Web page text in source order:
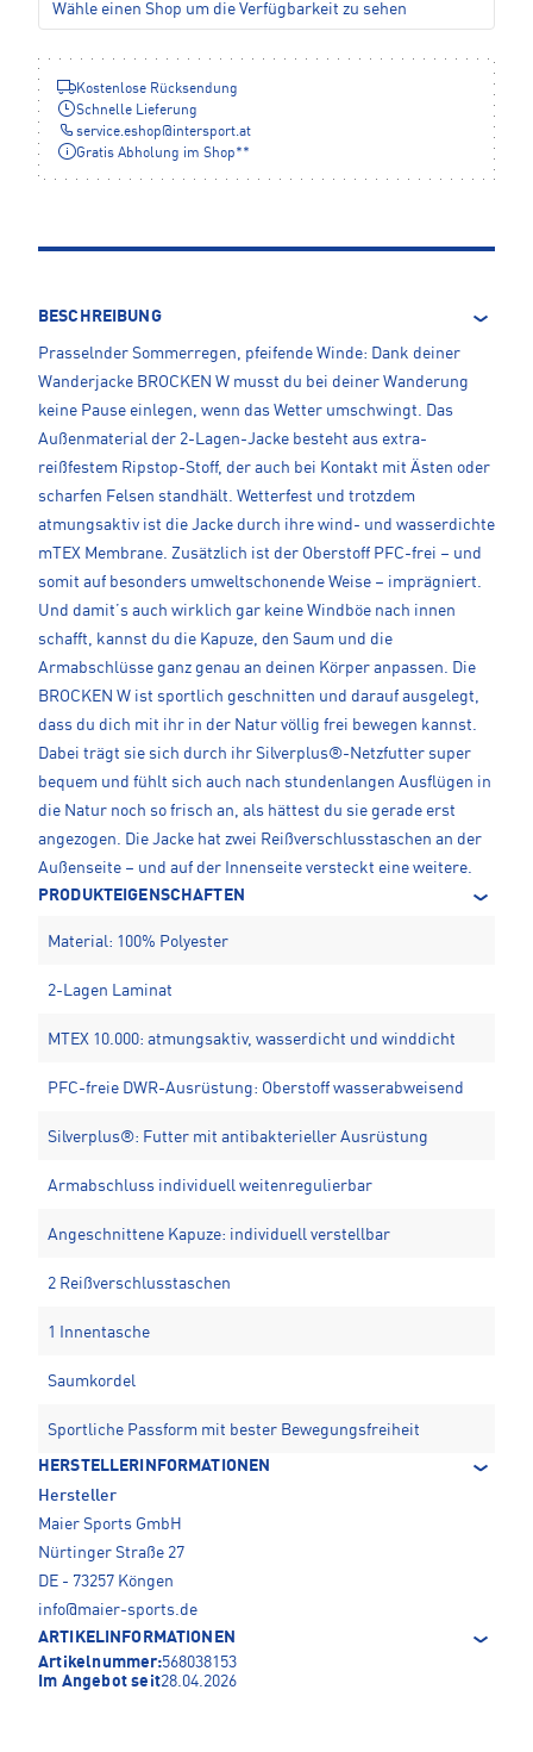
Wähle einen Shop um die Verfügbarkeit zu sehen
Kostenlose Rücksendung
Schnelle Lieferung
service.eshop@intersport.at
Gratis Abholung im Shop**
BESCHREIBUNG
Prasselnder Sommerregen, pfeifende Winde: Dank deiner
Wanderjacke BROCKEN W musst du bei deiner Wanderung
keine Pause einlegen, wenn das Wetter umschwingt. Das
Außenmaterial der 2-Lagen-Jacke besteht aus extra-
reißfestem Ripstop-Stoff, der auch bei Kontakt mit Ästen oder
scharfen Felsen standhält. Wetterfest und trotzdem
atmungsaktiv ist die Jacke durch ihre wind- und wasserdichte
mTEX Membrane. Zusätzlich ist der Oberstoff PFC-frei – und
somit auf besonders umweltschonende Weise – imprägniert.
Und damit’s auch wirklich gar keine Windböe nach innen
schafft, kannst du die Kapuze, den Saum und die
Armabschlüsse ganz genau an deinen Körper anpassen. Die
BROCKEN W ist sportlich geschnitten und darauf ausgelegt,
dass du dich mit ihr in der Natur völlig frei bewegen kannst.
Dabei trägt sie sich durch ihr Silverplus®-Netzfutter super
bequem und fühlt sich auch nach stundenlangen Ausflügen in
die Natur noch so frisch an, als hättest du sie gerade erst
angezogen. Die Jacke hat zwei Reißverschlusstaschen an der
Außenseite – und auf der Innenseite versteckt eine weitere.
PRODUKTEIGENSCHAFTEN
Material: 100% Polyester
2-Lagen Laminat
MTEX 10.000: atmungsaktiv, wasserdicht und winddicht
PFC-freie DWR-Ausrüstung: Oberstoff wasserabweisend
Silverplus®: Futter mit antibakterieller Ausrüstung
Armabschluss individuell weitenregulierbar
Angeschnittene Kapuze: individuell verstellbar
2 Reißverschlusstaschen
1 Innentasche
Saumkordel
Sportliche Passform mit bester Bewegungsfreiheit
HERSTELLERINFORMATIONEN
Hersteller
Maier Sports GmbH
Nürtinger Straße 27
DE - 73257 Köngen
info@maier-sports.de
ARTIKELINFORMATIONEN
Artikelnummer:568038153
Im Angebot seit28.04.2026